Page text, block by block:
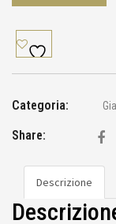
Categoria:
Share:
Descrizione